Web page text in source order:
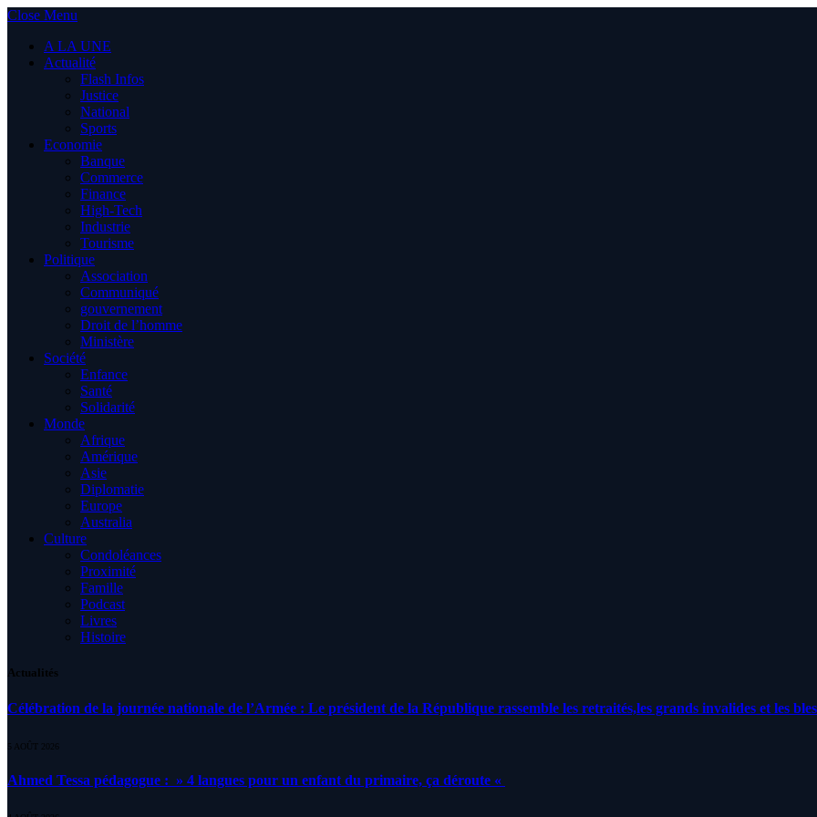
Close Menu
A LA UNE
Actualité
Flash Infos
Justice
National
Sports
Economie
Banque
Commerce
Finance
High-Tech
Industrie
Tourisme
Politique
Association
Communiqué
gouvernement
Droit de l’homme
Ministère
Société
Enfance
Santé
Solidarité
Monde
Afrique
Amérique
Asie
Diplomatie
Europe
Australia
Culture
Condoléances
Proximité
Famille
Podcast
Livres
Histoire
Actualités
Célébration de la journée nationale de l’Armée : Le président de la République rassemble les retraités,les grands invalides et les
5 AOÛT 2026
Ahmed Tessa pédagogue : » 4 langues pour un enfant du primaire, ça déroute «